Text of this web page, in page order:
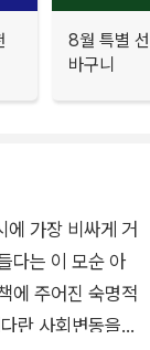
8월 특별
바구니
가장 비싸게 거
다는 이 모순 아
에 주어진 숙명적
란 사회변동을